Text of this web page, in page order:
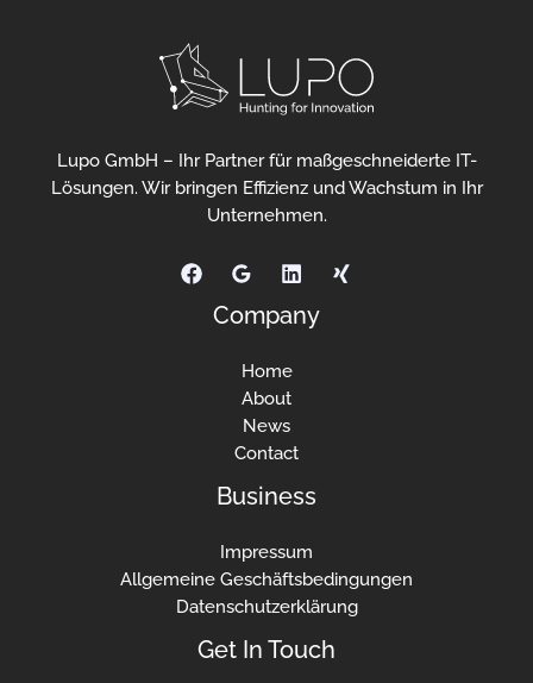
Lupo GmbH – Ihr Partner für maßgeschneiderte IT-
Lösungen. Wir bringen Effizienz und Wachstum in Ihr
Unternehmen.
Company
Home
About
News
Contact
Business
Impressum
Allgemeine Geschäftsbedingungen
Datenschutzerklärung
Get In Touch